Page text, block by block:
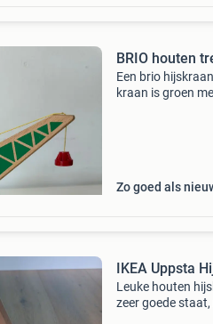
BRIO houten
Een brio
kraan is groen
Zo goed als
IKEA Uppsta
Leuke houten
zeer goede